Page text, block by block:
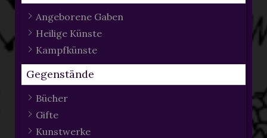
Angeborene Gaben
Heilige Künste
Kampfkünste
Gegenstände
Bücher
Gifte
Kunstwerke